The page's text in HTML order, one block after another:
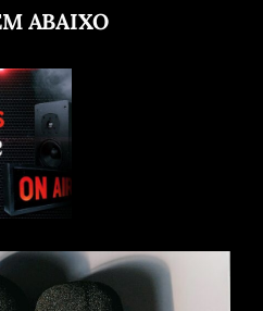
ABAIXO